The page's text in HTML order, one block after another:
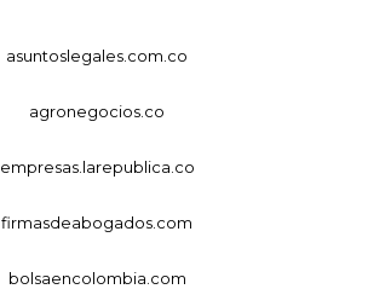
asuntoslegales.com.co
agronegocios.co
empresas.larepublica.co
firmasdeabogados.com
bolsaencolombia.com